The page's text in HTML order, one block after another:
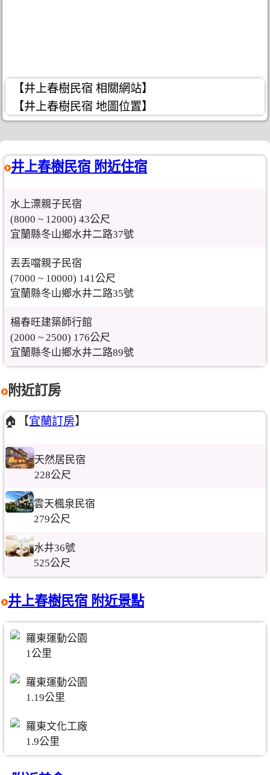
【井上春樹民宿 相關網站】
【井上春樹民宿 地圖位置】
井上春樹民宿 附近住宿
水上漂親子民宿
(8000 ~ 12000) 43公尺
宜蘭縣冬山鄉水井二路37號
丟丟噹親子民宿
(7000 ~ 10000) 141公尺
宜蘭縣冬山鄉水井二路35號
楊春旺建築師行館
(2000 ~ 2500) 176公尺
宜蘭縣冬山鄉水井二路89號
附近訂房
🏠【宜蘭訂房】
天然居民宿
228公尺
雲天楓泉民宿
279公尺
水井36號
525公尺
井上春樹民宿 附近景點
羅東運動公園
1公里
羅東運動公園
1.19公里
羅東文化工廠
1.9公里